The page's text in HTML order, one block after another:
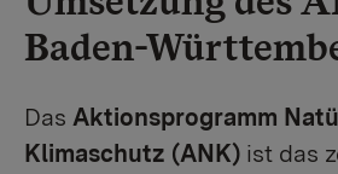
Baden-
Das Aktionsprogramm
Klimaschutz (ANK) ist das